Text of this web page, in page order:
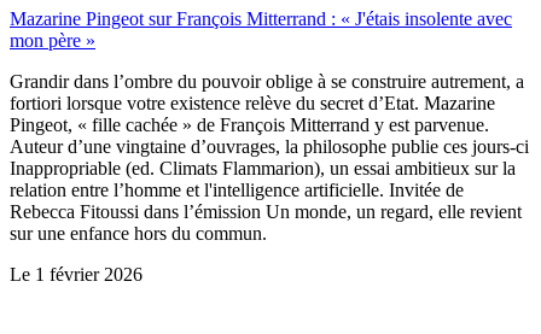
Mazarine Pingeot sur François Mitterrand : « J'étais insolente avec
mon père »
Grandir dans l’ombre du pouvoir oblige à se construire autrement, a
fortiori lorsque votre existence relève du secret d’Etat. Mazarine
Pingeot, « fille cachée » de François Mitterrand y est parvenue.
Auteur d’une vingtaine d’ouvrages, la philosophe publie ces jours-ci
Inappropriable (ed. Climats Flammarion), un essai ambitieux sur la
relation entre l’homme et l'intelligence artificielle. Invitée de
Rebecca Fitoussi dans l’émission Un monde, un regard, elle revient
sur une enfance hors du commun.
Le 1 février 2026